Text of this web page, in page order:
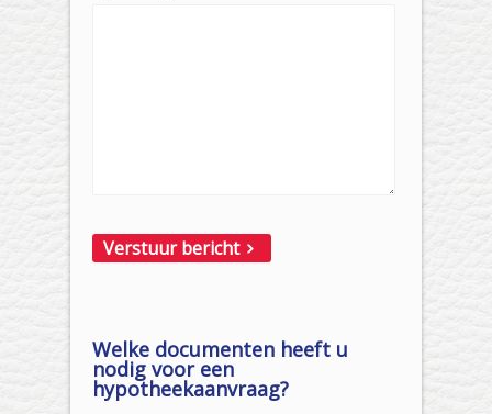
Welke documenten heeft u
nodig voor een
hypotheekaanvraag?